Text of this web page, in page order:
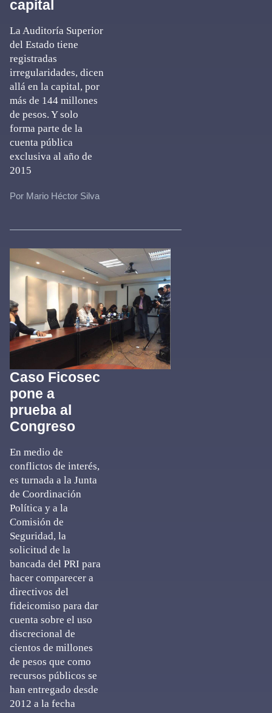
capital
La Auditoría Superior
del Estado tiene
registradas
irregularidades, dicen
allá en la capital, por
más de 144 millones
de pesos. Y solo
forma parte de la
cuenta pública
exclusiva al año de
2015
Por Mario Héctor Silva
Caso Ficosec
pone a
prueba al
Congreso
En medio de
conflictos de interés,
es turnada a la Junta
de Coordinación
Política y a la
Comisión de
Seguridad, la
solicitud de la
bancada del PRI para
hacer comparecer a
directivos del
fideicomiso para dar
cuenta sobre el uso
discrecional de
cientos de millones
de pesos que como
recursos públicos se
han entregado desde
2012 a la fecha